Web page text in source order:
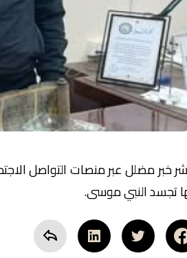
خبر مضلل عبر منصات التواصل
تجسد النبي موسى.